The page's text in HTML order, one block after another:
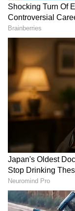
ಕನ್ನಡ ಸಿನಿಮಾ (
ಕಾರ್ಯಕ್ರಮಗಳು (
ಸುದ್ದಿಗಳು
ಸುವರ್ಣ
ಸಿನಿಮಾ
ತಾರೆಯರ
ತೆರೆಮರೆಯ
ಮಾಹಿತಿಯೂ